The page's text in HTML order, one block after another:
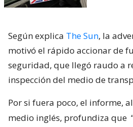
Según explica The Sun, la
motivó el rápido accionar de
seguridad, que llegó raudo a
inspección del medio de
Por si fuera poco, el informe,
medio inglés, profundiza que